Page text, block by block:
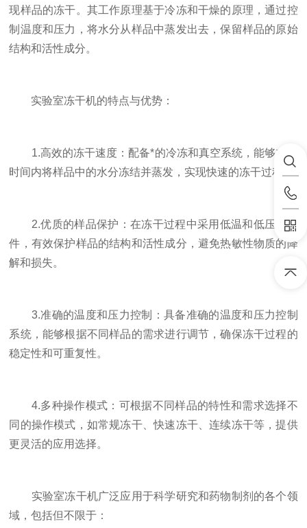
现样品的冻干。其工作原理基于冷冻和干燥的原理，通过控
制温度和压力，将水分从样品中蒸发出去，保留样品的原始
结构和活性成分。
实验室冻干机的特点与优势：
1.高效的冻干速度：配备*的冷冻和真空系统，能够在短
时间内将样品中的水分冻结并蒸发，实现快速的冻干过程。
2.优质的样品保护：在冻干过程中采用低温和低压的条
件，有效保护样品的结构和活性成分，避免热敏性物质的降
解和损失。
3.准确的温度和压力控制：具备准确的温度和压力控制
系统，能够根据不同样品的需求进行调节，确保冻干过程的
稳定性和可重复性。
4.多种操作模式：可根据不同样品的特性和需求选择不
同的操作模式，如常规冻干、快速冻干、连续冻干等，提供
更灵活的应用选择。
实验室冻干机广泛应用于科学研究和药物制剂的各个领
域，包括但不限于：